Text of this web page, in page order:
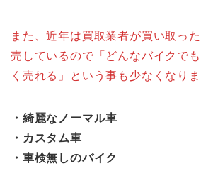
また、近年は買取業者が買い取っ
売しているので「どんなバイクで
く売れる」という事も少なくなりま
・綺麗なノーマル車
・カスタム車
・車検無しのバイク